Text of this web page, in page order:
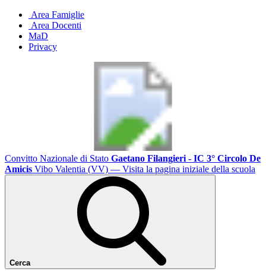
Area Famiglie
Area Docenti
MaD
Privacy
Convitto Nazionale di Stato Gaetano Filangieri - IC 3° Circolo De
Amicis Vibo Valentia (VV) — Visita la pagina iniziale della scuola
Cerca